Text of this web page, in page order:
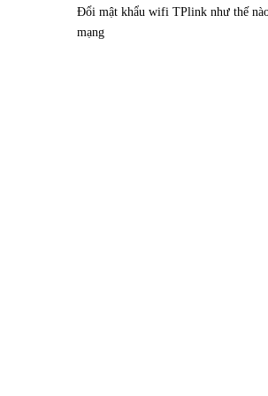
Đổi mật khẩu wifi TPlink như thế
mạng